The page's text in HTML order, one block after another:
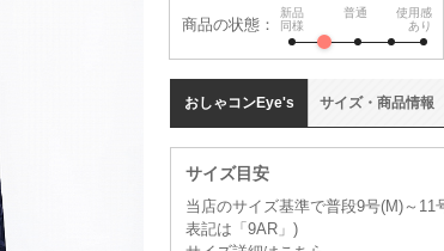
商品の状態：
新品
同様
普通
使用感
あり
おしゃコンEye's
サイズ目安
当店のサイズ基準で普段9号(M)～
表記は「9AR」)
サイズ・ 商品情報